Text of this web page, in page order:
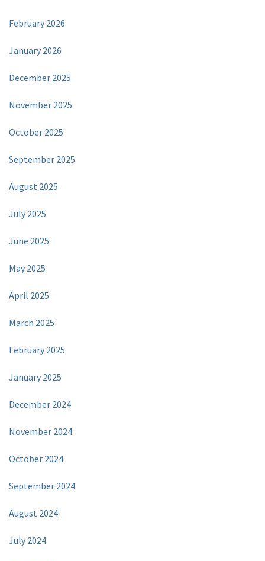
February 2026
January 2026
December 2025
November 2025
October 2025
September 2025
August 2025
July 2025
June 2025
May 2025
April 2025
March 2025
February 2025
January 2025
December 2024
November 2024
October 2024
September 2024
August 2024
July 2024